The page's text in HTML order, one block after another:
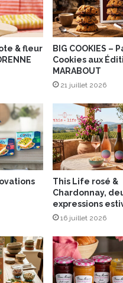
& fleur
BIG COOKIES –
Cookies aux
MARABOUT
21 juillet 2026
This Life rosé &
Chardonnay,
expressions
16 juillet 2026